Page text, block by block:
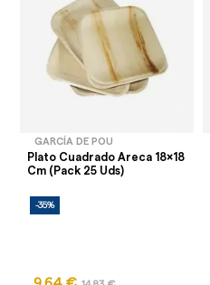
GARCÍA DE POU
Plato Cuadrado Areca 18x18
Cm (Pack 25 Uds)
-35%